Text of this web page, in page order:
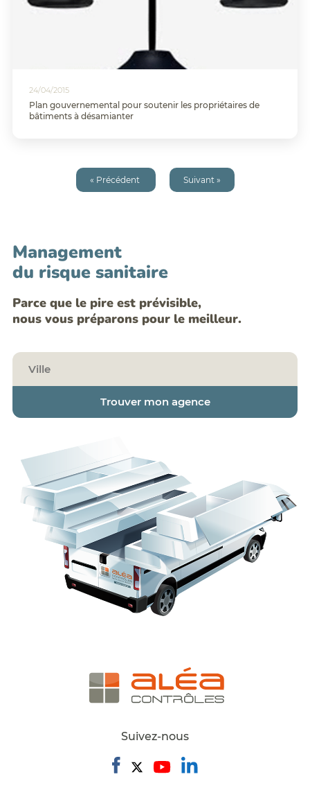
24/04/2015
Plan gouvernemental pour soutenir les propriétaires de
bâtiments à désamianter
« Précédent
Suivant »
1153to1160of
Management
du risque sanitaire
Parce que le pire est prévisible,
nous vous préparons pour le meilleur.
Trouver mon agence
Suivez-nous